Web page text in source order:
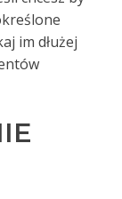
im dłużej